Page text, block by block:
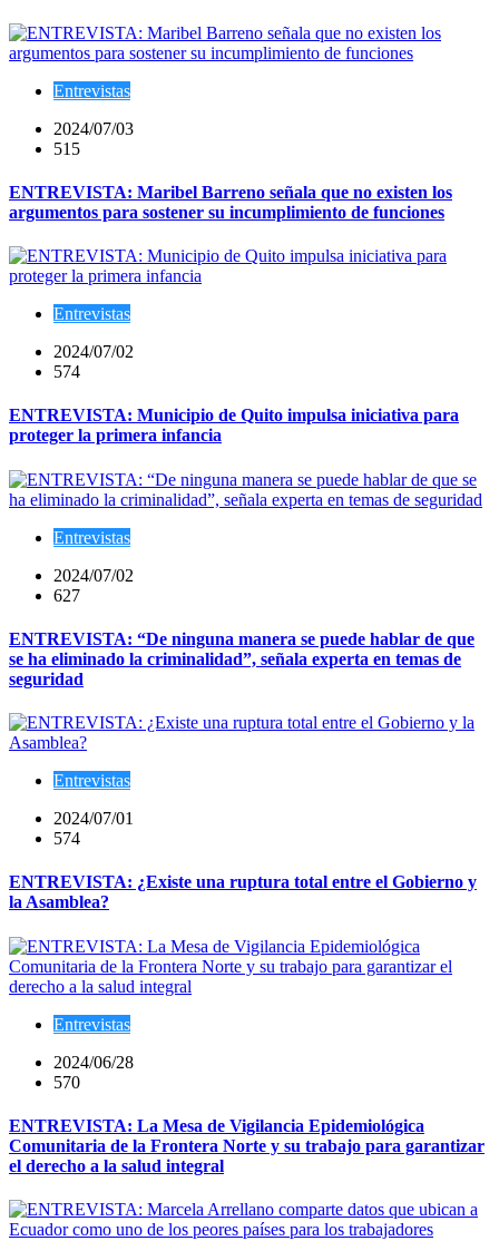
Entrevistas
2024/07/03
515
ENTREVISTA: Maribel Barreno señala que no existen los
argumentos para sostener su incumplimiento de funciones
Entrevistas
2024/07/02
574
ENTREVISTA: Municipio de Quito impulsa iniciativa para
proteger la primera infancia
Entrevistas
2024/07/02
627
ENTREVISTA: “De ninguna manera se puede hablar de que
se ha eliminado la criminalidad”, señala experta en temas de
seguridad
Entrevistas
2024/07/01
574
ENTREVISTA: ¿Existe una ruptura total entre el Gobierno y
la Asamblea?
Entrevistas
2024/06/28
570
ENTREVISTA: La Mesa de Vigilancia Epidemiológica
Comunitaria de la Frontera Norte y su trabajo para garantizar
el derecho a la salud integral